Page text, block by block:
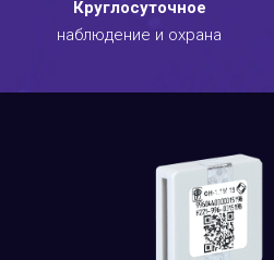
Круглосуточное
наблюдение и охрана